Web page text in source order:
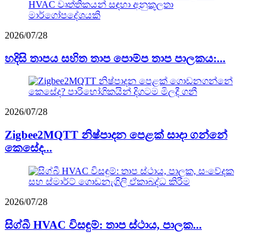
2026/07/28
හදිසි තාපය සහිත තාප පොම්ප තාප පාලකය:...
2026/07/28
Zigbee2MQTT නිෂ්පාදන පෙළක් සාදා ගන්නේ
කෙසේද...
2026/07/28
සිග්බී HVAC විසඳුම්: තාප ස්ථාය, පාලක...